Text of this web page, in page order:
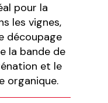
pour la
les vignes,
découpage
la bande de
et le
organique.